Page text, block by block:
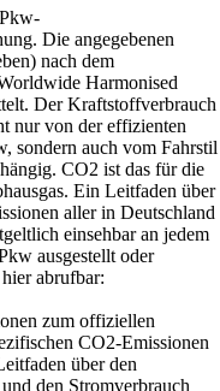
Die angegebenen
nach dem
Harmonised
Der Kraftstoffverbrauch
nur von der effizienten
sondern auch vom Fahrstil
CO2 ist das für die
Ein Leitfaden über
aller in Deutschland
einsehbar an jedem
ausgestellt oder
abrufbar:
zum offiziellen
CO2-Emissionen
über den
den Stromverbrauch